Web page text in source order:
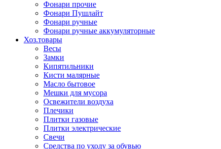
Фонари прочие
Фонари Пушлайт
Фонари ручные
Фонари ручные аккумуляторные
Хоз.товары
Весы
Замки
Кипятильники
Кисти малярные
Масло бытовое
Мешки для мусора
Освежители воздуха
Плечики
Плитки газовые
Плитки электрические
Свечи
Средства по уходу за обувью